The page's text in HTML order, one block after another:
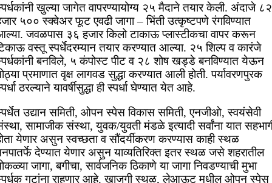
खुल्या जागेत वापरण्यायोग्य २५ मैदाने तयार केली. अंदाजे ८२
५०० स्क्वेअर फूट एवढी जागा – भिंती उत्कृष्टपणे रंगविण्यात
जवळपास ३६ हजार किलो टाकाऊ प्लास्टीकचा वापर करून
वस्तू स्पर्धेदरम्यान तयार करण्यात आल्या. २५ शिल्प व कारंजे
बनविले, ५ कंपोस्ट पीट व २८ शोष खड्डे बनविण्यात येऊन
प्रमाणात वृक्ष लागवड सुद्धा करण्यात आली होती. पर्यावरणपुरक
ठरल्याने यावर्षीसुद्धा ही स्पर्धा घेण्यात येत आहे.
उद्यान समिती, ओपन स्पेस विकास समिती, एनजीओ, स्वयंसेवी
सामाजीक संस्था, युवक/युवती मंडळे इत्यादी सर्वांना यात
येणार असुन स्वच्छता व सौंदर्यीकरण करण्यास काही स्थळ
देण्यात येणार असुन याव्यतिरिक्त इतर स्थळ जसे शहरातील
जागा, बगीचा, सार्वजनिक ठिकाणे या जागा निवडण्याची मुभा
गटांना राहणार आहे. खाजगी स्थळ, लेआऊट मधील ओपन स्पेस